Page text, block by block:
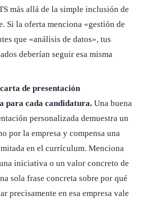
más allá de la simple inclusión de
Si la oferta menciona «gestión de
que «análisis de datos», tus
deberían seguir esa misma
de presentación
para cada candidatura.Una buena
personalizada demuestra un
por la empresa y compensa una
en el currículum. Menciona
iniciativa o un valor concreto de
sola frase concreta sobre por qué
precisamente en esa empresa vale